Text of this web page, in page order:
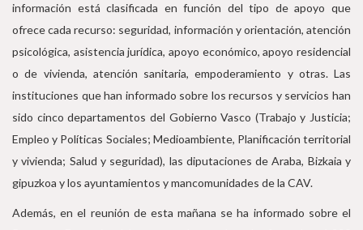
información está clasificada en función del tipo de apoyo que
ofrece cada recurso: seguridad, información y orientación, atención
psicológica, asistencia jurídica, apoyo económico, apoyo residencial
o de vivienda, atención sanitaria, empoderamiento y otras. Las
instituciones que han informado sobre los recursos y servicios han
sido cinco departamentos del Gobierno Vasco (Trabajo y Justicia;
Empleo y Políticas Sociales; Medioambiente, Planificación territorial
y vivienda; Salud y seguridad), las diputaciones de Araba, Bizkaia y
gipuzkoa y los ayuntamientos y mancomunidades de la CAV.
Además, en el reunión de esta mañana se ha informado sobre el